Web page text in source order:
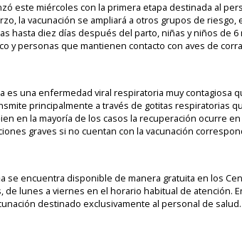
este miércoles con la primera etapa destinada al
la vacunación se ampliará a otros grupos de
hasta diez días después del parto, niñas y niños de
y personas que mantienen contacto con aves de
es una enfermedad viral respiratoria muy
principalmente a través de gotitas respiratorias
en la mayoría de los casos la recuperación ocurre
graves si no cuentan con la vacunación
se encuentra disponible de manera gratuita en los
de lunes a viernes en el horario habitual de atención.
destinado exclusivamente al personal de salud.